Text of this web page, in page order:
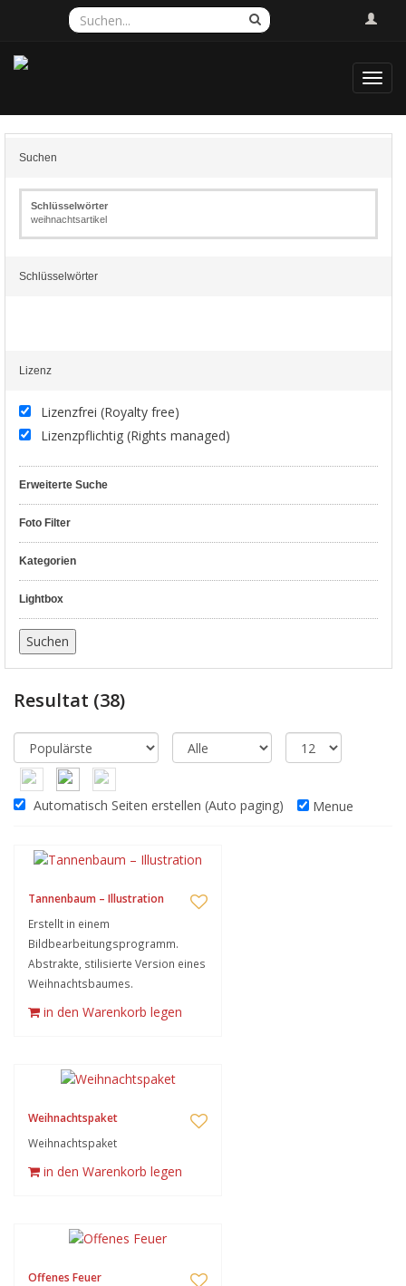
Suchen
Schlüsselwörter
weihnachtsartikel
Schlüsselwörter
Lizenz
Lizenzfrei (Royalty free)
Lizenzpflichtig (Rights managed)
Erweiterte Suche
Foto Filter
Kategorien
Lightbox
Resultat (38)
Automatisch Seiten erstellen (Auto paging) Menue
Tannenbaum – Illustration
Erstellt in einem
Bildbearbeitungsprogramm.
Abstrakte, stilisierte Version eines
Weihnachtsbaumes.
in den Warenkorb legen
Weihnachtspaket
Weihnachtspaket
in den Warenkorb legen
Offenes Feuer